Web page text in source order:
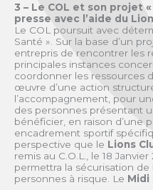
3 – Le COL et son projet
presse avec l’aide du
Le COL poursuit avec
Santé ». Sur la base d’un
entrepris de rencontrer les
principales instances
coordonner les ressources
œuvre d’une action
l’accompagnement, pour
des personnes présentant
bénéficier, en raison d’une
encadrement sportif
perspective que le Lions
remis au C.O.L., le 18 Janvier
permettra la sécurisation de
personnes à risque. Le Midi